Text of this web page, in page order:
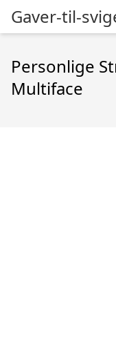
Gaver-til-
Personlige
Multiface